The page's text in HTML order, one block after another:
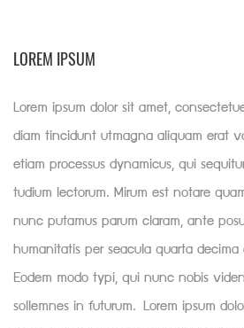
LOREM IPSUM
Lorem ipsum dolor sit amet,
diam tincidunt utmagna aliquam erat
etiam processus dynamicus, qui
tudium lectorum. Mirum est notare
nunc putamus parum claram, ante
humanitatis per seacula quarta
Eodem modo typi, qui nunc nobis
sollemnes in futurum. Lorem ipsum